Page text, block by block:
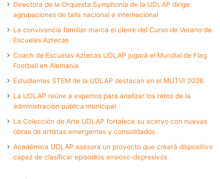
Directora de la Orquesta Symphonia de la UDLAP dirige
agrupaciones de talla nacional e internacional
La convivencia familiar marca el cierre del Curso de Verano de
Escuelas Aztecas
Coach de Escuelas Aztecas UDLAP jugará el Mundial de Flag
Football en Alemania
Estudiantes STEM de la UDLAP destacan en el MUTVI 2026
La UDLAP reúne a expertos para analizar los retos de la
administración pública municipal
La Colección de Arte UDLAP fortalece su acervo con nuevas
obras de artistas emergentes y consolidados
Académica UDLAP asesora un proyecto que creará dispositivo
capaz de clasificar episodios ansioso-depresivos